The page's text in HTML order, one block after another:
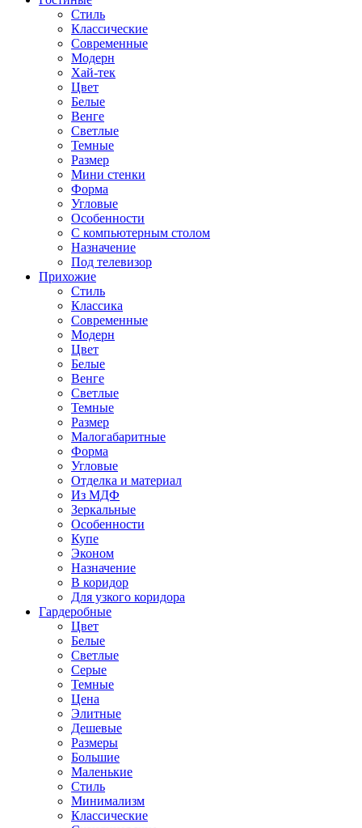
Стиль
Классические
Современные
Модерн
Хай-тек
Цвет
Белые
Венге
Светлые
Темные
Размер
Мини стенки
Форма
Угловые
Особенности
С компьютерным столом
Назначение
Под телевизор
Прихожие
Стиль
Классика
Современные
Модерн
Цвет
Белые
Венге
Светлые
Темные
Размер
Малогабаритные
Форма
Угловые
Отделка и материал
Из МДФ
Зеркальные
Особенности
Купе
Эконом
Назначение
В коридор
Для узкого коридора
Гардеробные
Цвет
Белые
Светлые
Серые
Темные
Цена
Элитные
Дешевые
Размеры
Большие
Маленькие
Стиль
Минимализм
Классические